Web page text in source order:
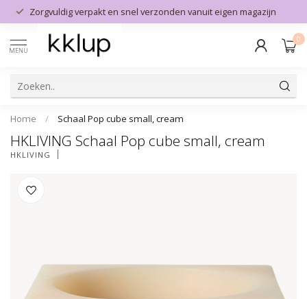
Zorgvuldig verpakt en snel verzonden vanuit eigen magazijn
MENU
0
Home / Schaal Pop cube small, cream
HKLIVING Schaal Pop cube small, cream
HKLIVING